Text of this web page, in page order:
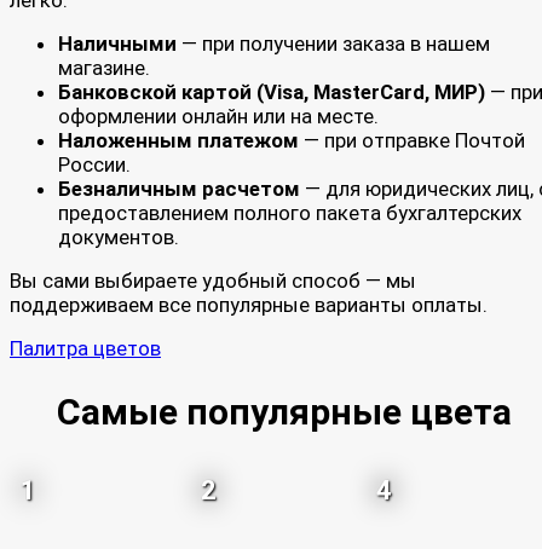
Наличными — при получении заказа в нашем
магазине.
Банковской картой (Visa, MasterCard, МИР) — при
оформлении онлайн или на месте.
Наложенным платежом — при отправке Почтой
России.
Безналичным расчетом — для юридических лиц,
предоставлением полного пакета бухгалтерских
документов.
Вы сами выбираете удобный способ — мы
поддерживаем все популярные варианты оплаты.
Палитра цветов
Самые популярные цвета
1 2 4